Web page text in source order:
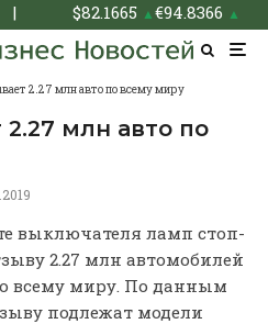
| $82.1665 ▲€94.8366 ▲
2.27 млн авто по всему миру
2.27 млн авто по
выключателя ламп стоп-
2.27 млн автомобилей
всему миру. По данным
подлежат модели